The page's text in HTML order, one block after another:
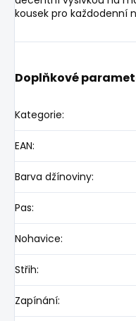
kousek pro každodenní
Doplňkové
Kategorie:
EAN:
Barva džínoviny:
Pas:
Nohavice:
Střih:
Zapínání: